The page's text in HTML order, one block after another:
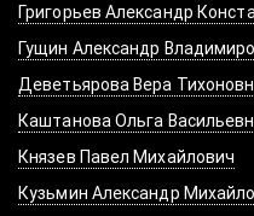
Григорьев Александр
Гущин Александр
Деветьярова Вера
Каштанова Ольга
Князев Павел Михайлович
Кузьмин Александр